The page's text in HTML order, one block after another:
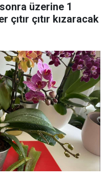
üzerine 1
çıtır kızaracak